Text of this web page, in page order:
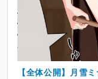
【全体公開】月雪